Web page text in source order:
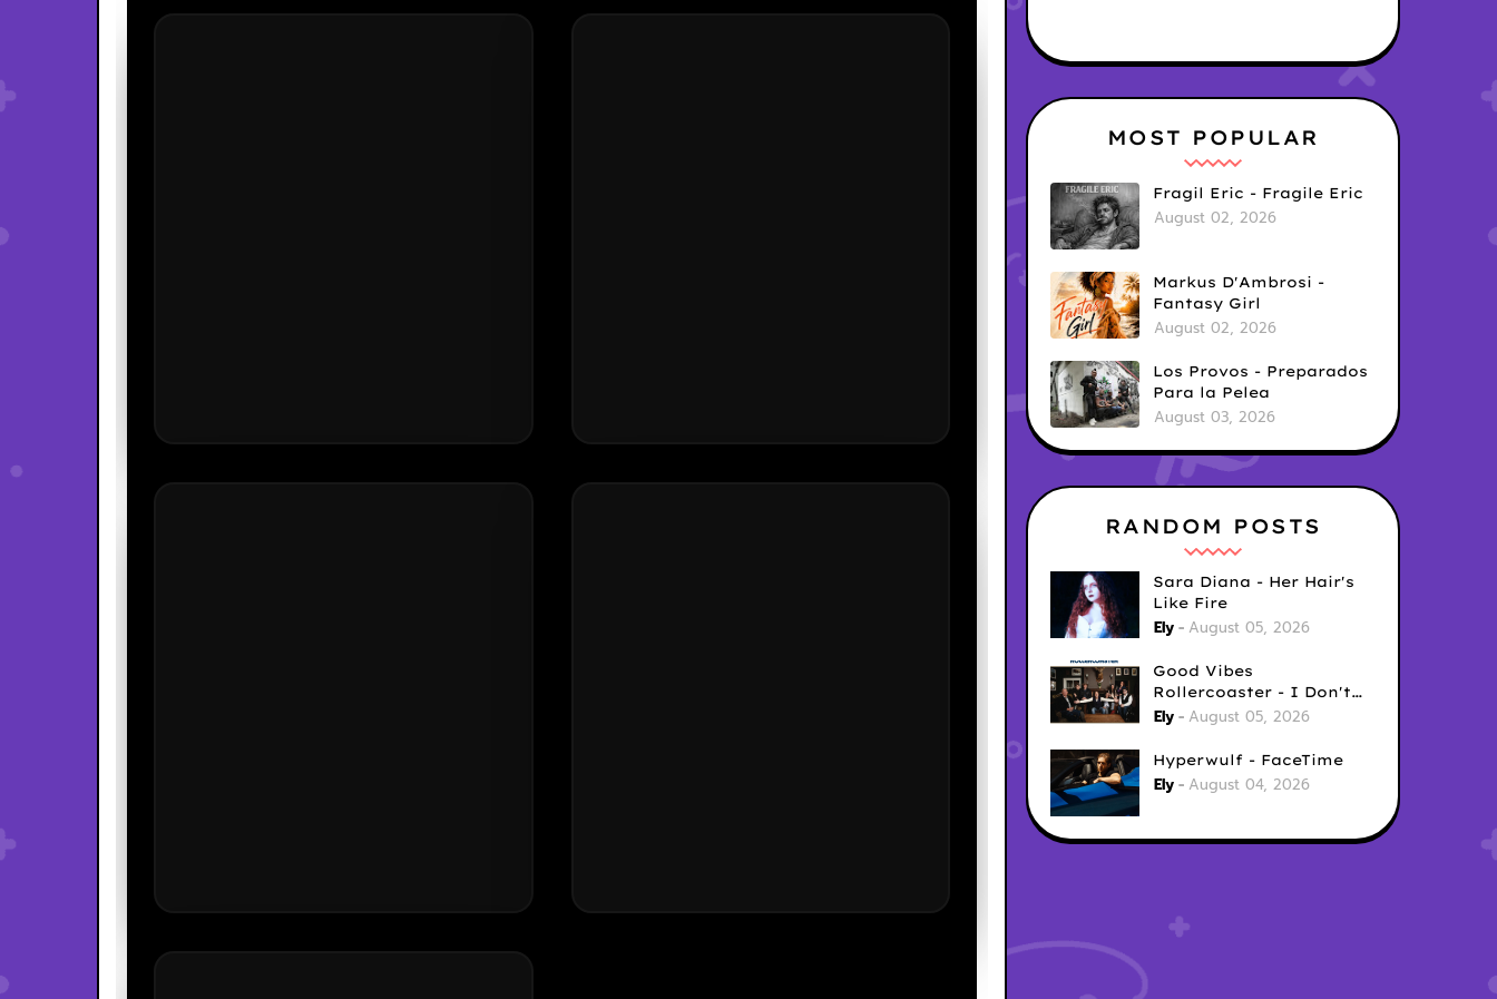
MOST POPULAR
Fragil Eric - Fragile Eric
August 02, 2026
Markus D'Ambrosi -
Fantasy Girl
August 02, 2026
Los Provos - Preparados
Para la Pelea
August 03, 2026
RANDOM POSTS
Sara Diana - Her Hair's
Like Fire
Ely August 05, 2026
Good Vibes
Rollercoaster - I Don't
Care
Ely August 05, 2026
Hyperwulf - FaceTime
Ely August 04, 2026